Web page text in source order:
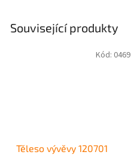
Související produkty
Těleso vývěvy 120701
Kód: 0469